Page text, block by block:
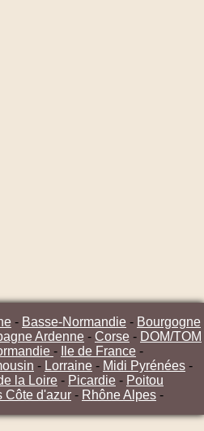
- Basse-Normandie - Bourgogne
Ardenne - Corse - DOM/TOM
- Ile de France -
- Lorraine - Midi Pyrénées -
la Loire - Picardie - Poitou
Côte d'azur - Rhône Alpes -